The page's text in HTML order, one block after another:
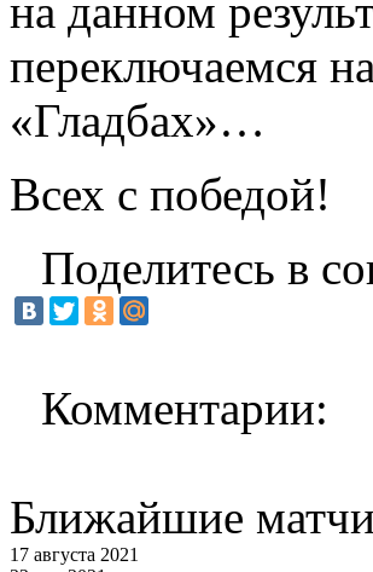
на данном
переключаемся
«Гладбах»…
Всех с победой!
Поделитесь в
Комментарии:
Ближайшие
17 августа 2021